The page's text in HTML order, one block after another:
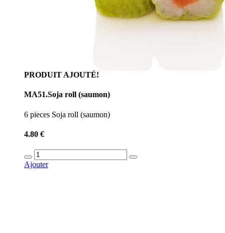
PRODUIT AJOUTÉ!
MA51.Soja roll (saumon)
6 pieces Soja roll (saumon)
4.80 €
Ajouter